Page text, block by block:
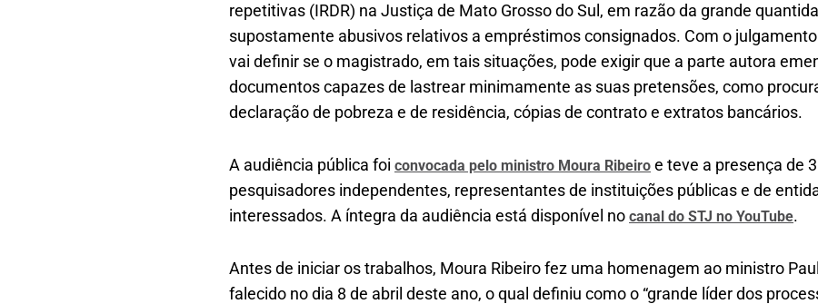
repetitivas (IRDR) na Justiça de Mato Grosso do Sul, em razão da grande
supostamente abusivos relativos a empréstimos consignados. Com o
vai definir se o magistrado, em tais situações, pode exigir que a parte autora
documentos capazes de lastrear minimamente as suas pretensões, como
declaração de pobreza e de residência, cópias de contrato e extratos bancários.
A audiência pública foi convocada pelo ministro Moura Ribeiro e teve a presença de
pesquisadores independentes, representantes de instituições públicas e de
interessados. A íntegra da audiência está disponível no canal do STJ no YouTube.
Antes de iniciar os trabalhos, Moura Ribeiro fez uma homenagem ao ministro
falecido no dia 8 de abril deste ano, o qual definiu como o “grande líder dos